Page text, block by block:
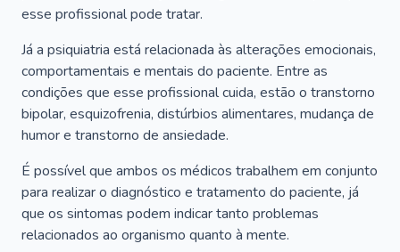
esse profissional pode tratar.
Já a psiquiatria está relacionada às alterações emocionais,
comportamentais e mentais do paciente. Entre as
condições que esse profissional cuida, estão o transtorno
bipolar, esquizofrenia, distúrbios alimentares, mudança de
humor e transtorno de ansiedade.
É possível que ambos os médicos trabalhem em conjunto
para realizar o diagnóstico e tratamento do paciente, já
que os sintomas podem indicar tanto problemas
relacionados ao organismo quanto à mente.